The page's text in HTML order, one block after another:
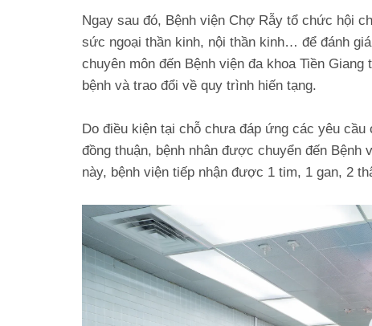
Ngay sau đó, Bệnh viện Chợ Rẫy tổ chức hội
sức ngoại thần kinh, nội thần kinh… để đánh
chuyên môn đến Bệnh viện đa khoa Tiền
bệnh và trao đổi về quy trình hiến tạng.
Do điều kiện tại chỗ chưa đáp ứng các yêu
đồng thuận, bệnh nhân được chuyển đến
này, bệnh viện tiếp nhận được 1 tim, 1 gan, 2